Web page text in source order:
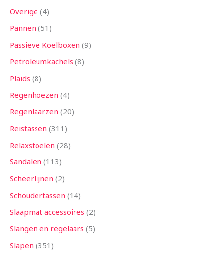
Overige 4
Pannen 51
Passieve Koelboxen 9
Petroleumkachels 8
Plaids 8
Regenhoezen 4
Regenlaarzen 20
Reistassen 311
Relaxstoelen 28
Sandalen 113
Scheerlijnen 2
Schoudertassen 14
Slaapmat accessoires 2
Slangen en regelaars 5
Slapen 351